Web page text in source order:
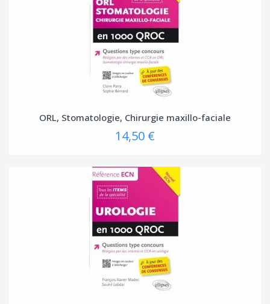
ORL, Stomatologie, Chirurgie maxillo-faciale
14,50 €